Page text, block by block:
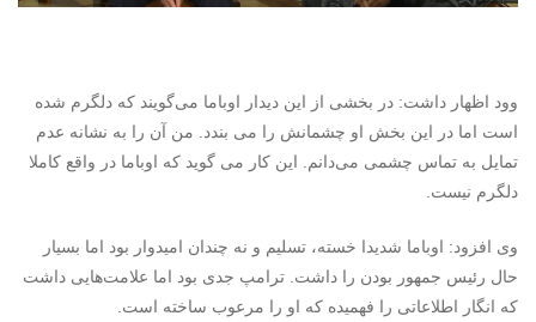
وود اظهار داشت: در بخشی از این دیدار اوباما می‌گویند که دلگرم شده
است اما در این بخش او چشمانش را می بندد. من آن را به نشانه عدم
تمایل به تماس چشمی می‌دانم. این کار می گوید که اوباما در واقع کاملا
دلگرم نیست.
وی افزود: اوباما شدیدا خسته، تسلیم و نه چندان امیدوار بود اما بسیار
حال رئیس جمهور بودن را داشت. ترامپ جدی بود اما علامت‌هایی داشت
که انگار اطلاعاتی را فهمیده که او را مرعوب ساخته است.